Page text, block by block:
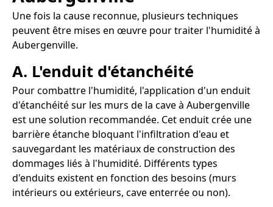
Une fois la cause reconnue, plusieurs techniques
peuvent être mises en œuvre pour traiter l'humidité à
Aubergenville.
A. L'enduit d'étanchéité
Pour combattre l'humidité, l'application d'un enduit
d'étanchéité sur les murs de la cave à Aubergenville
est une solution recommandée. Cet enduit crée une
barrière étanche bloquant l'infiltration d'eau et
sauvegardant les matériaux de construction des
dommages liés à l'humidité. Différents types
d'enduits existent en fonction des besoins (murs
intérieurs ou extérieurs, cave enterrée ou non).